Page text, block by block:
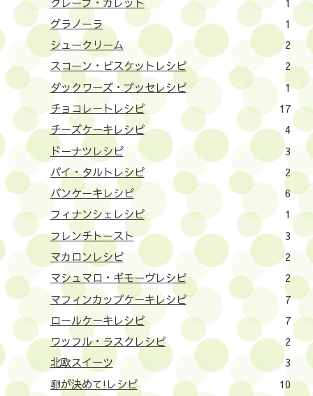
グラノーラ
1
シュークリーム
2
スコーン・ビスケットレシピ
2
ダックワーズ・ブッセレシピ
1
チョコレートレシピ
17
チーズケーキレシピ
4
ドーナツレシピ
3
パイ・タルトレシピ
2
パンケーキレシピ
6
フィナンシェレシピ
1
フレンチトースト
3
マカロンレシピ
2
マシュマロ・ギモーヴレシピ
2
マフィンカップケーキレシピ
7
ロールケーキレシピ
7
ワッフル・ラスクレシピ
2
北欧スイーツ
3
卵が決めて!レシピ
10